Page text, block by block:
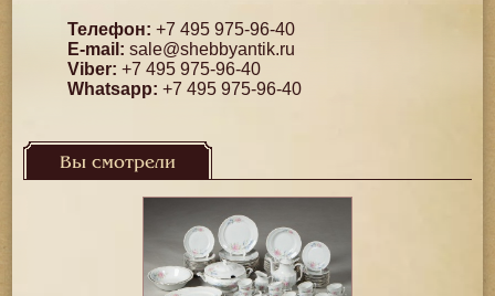
Телефон: +7 495 975-96-40
E-mail: sale@shebbyantik.ru
Viber: +7 495 975-96-40
Whatsapp: +7 495 975-96-40
Вы смотрели